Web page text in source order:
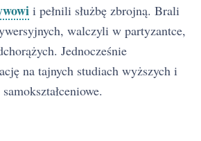
i pełnili służbę zbrojną. Brali
walczyli w partyzantce,
Jednocześnie
na tajnych studiach wyższych i